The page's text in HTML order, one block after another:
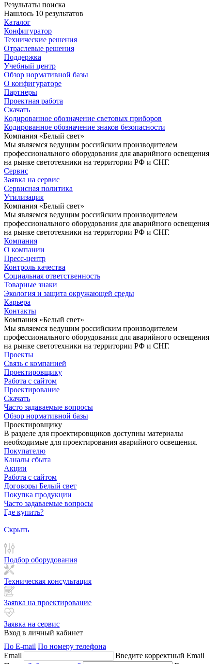
Результаты поиска
Нашлось 10 результатов
Каталог
Конфигуратор
Технические решения
Отраслевые решения
Поддержка
Учебный центр
Обзор нормативной базы
О конфигураторе
Партнеры
Проектная работа
Скачать
Кодированное обозначение световых приборов
Кодированное обозначение знаков безопасности
Компания «Белый свет»
Мы являемся ведущим российским производителем
профессионального оборудования для аварийного освещения
на рынке светотехники на территории РФ и СНГ.
Сервис
Заявка на сервис
Сервисная политика
Утилизация
Компания «Белый свет»
Мы являемся ведущим российским производителем
профессионального оборудования для аварийного освещения
на рынке светотехники на территории РФ и СНГ.
Компания
О компании
Пресс-центр
Контроль качества
Социальная ответственность
Товарные знаки
Экология и защита окружающей среды
Карьера
Контакты
Компания «Белый свет»
Мы являемся ведущим российским производителем
профессионального оборудования для аварийного освещения
на рынке светотехники на территории РФ и СНГ.
Проекты
Связь с компанией
Проектировщику
Работа с сайтом
Проектирование
Скачать
Часто задаваемые вопросы
Обзор нормативной базы
Проектировщику
В разделе для проектировщиков доступны материалы
необходимые для проектирования аварийного освещения.
Покупателю
Каналы сбыта
Акции
Работа с сайтом
Договоры Белый свет
Покупка продукции
Часто задаваемые вопросы
Где купить?
Скрыть
Подбор оборудования
Техническая консультация
Заявка на проектирование
Заявка на сервис
Вход в личный кабинет
По E-mail По номеру телефона
Email
Введите корректный Email